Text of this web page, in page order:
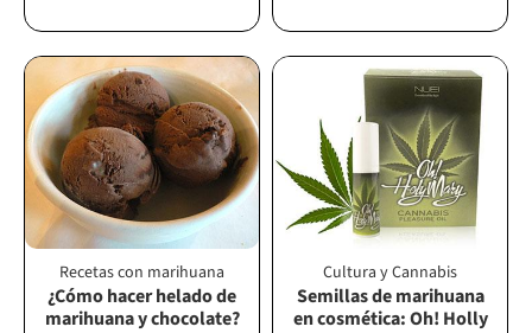
Recetas con marihuana
¿Cómo hacer helado de
marihuana y chocolate?
Cultura y Cannabis
Semillas de marihuana
en cosmética: Oh! Holly